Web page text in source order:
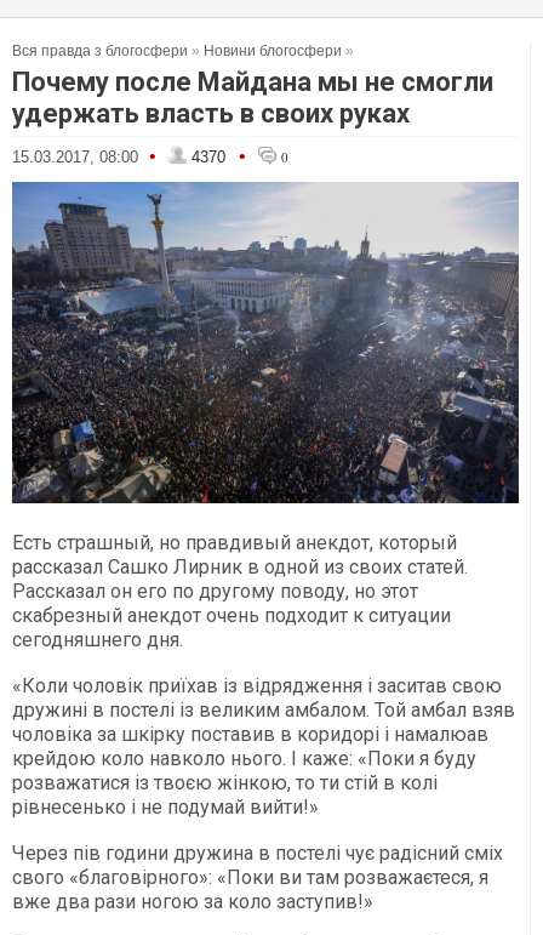
Вся правда з блогосфери » Новини блогосфери »
Почему после Майдана мы не смогли
удержать власть в своих руках
15.03.2017, 08:00 • 4370 • 0
Есть страшный, но правдивый анекдот, который
рассказал Сашко Лирник в одной из своих статей.
Рассказал он его по другому поводу, но этот
скабрезный анекдот очень подходит к ситуации
сегодняшнего дня.
«Коли чоловік приїхав із відрядження і заситав свою
дружині в постелі із великим амбалом. Той амбал взяв
чоловіка за шкірку поставив в коридорі і намалюав
крейдою коло навколо нього. І каже: «Поки я буду
розважатися із твоєю жінкою, то ти стій в колі
рівнесенько і не подумай вийти!»
Через пів години дружина в постелі чує радісний сміх
свого «благовірного»: «Поки ви там розважаєтеся, я
вже два рази ногою за коло заступив!»